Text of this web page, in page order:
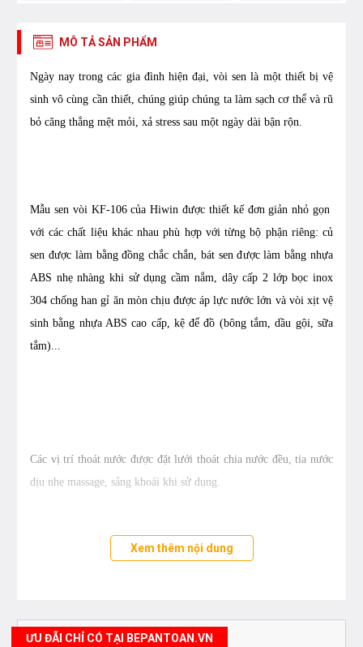
MÔ TẢ SẢN PHẨM
Ngày nay trong các gia đình hiện đại, vòi sen là một thiết bị vệ
sinh vô cùng cần thiết, chúng giúp chúng ta làm sạch cơ thể và rũ
bỏ căng thẳng mệt mỏi, xả stress sau một ngày dài bận rộn.
Mẫu sen vòi KF-106 của Hiwin được thiết kế đơn giản nhỏ gọn
với các chất liệu khác nhau phù hợp với từng bộ phận riêng: củ
sen được làm bằng đồng chắc chắn, bát sen được làm bằng nhựa
ABS nhẹ nhàng khi sử dụng cầm nắm, dây cấp 2 lớp bọc inox
304 chống han gỉ ăn mòn chịu được áp lực nước lớn và vòi xịt vệ
sinh bằng nhựa ABS cao cấp, kệ để đồ (bông tắm, dầu gội, sữa
tắm)...
Các vị trí thoát nước được đặt lưới thoát chia nước đều, tia nước
dịu nhẹ massage, sảng khoái khi sử dụng.
Xem thêm nội dung
ƯU ĐÃI CHỈ CÓ TẠI BEPANTOAN.VN